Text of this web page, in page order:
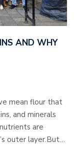
AND WHY
mean flour that
and minerals
are
outer layer.But…